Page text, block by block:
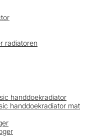
radiatoren
handdoekradiator
handdoekradiator mat